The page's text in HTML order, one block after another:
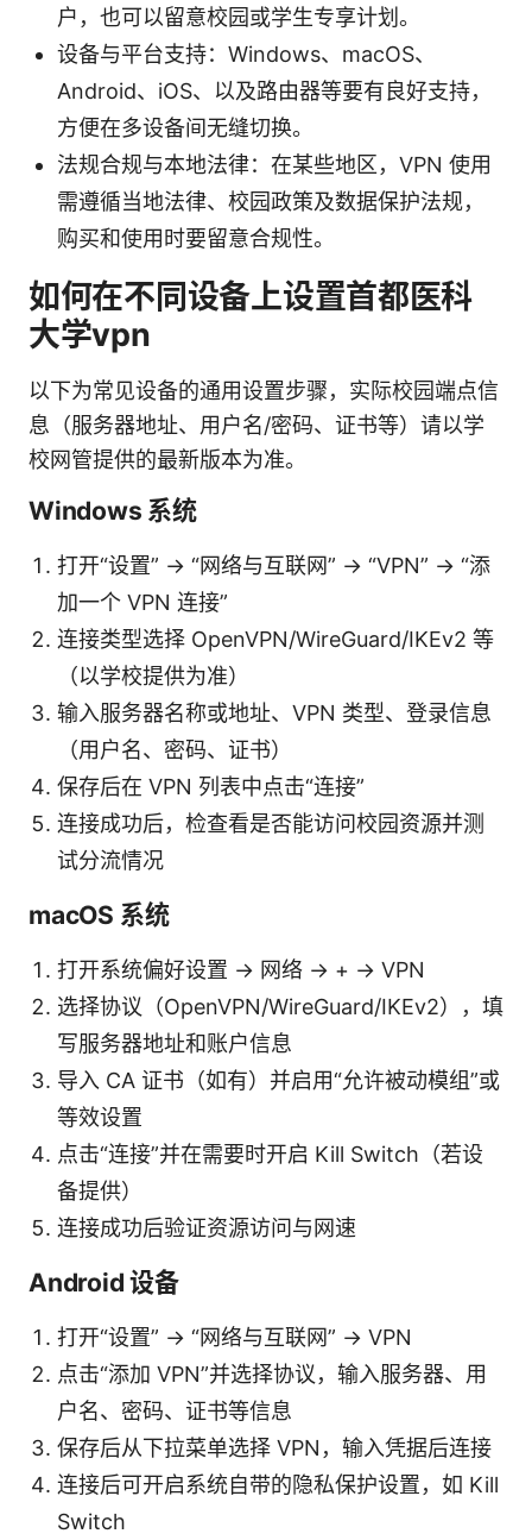
户，也可以留意校园或学生专享计划。
设备与平台支持：Windows、macOS、
Android、iOS、以及路由器等要有良好支持，
方便在多设备间无缝切换。
法规合规与本地法律：在某些地区，VPN 使用
需遵循当地法律、校园政策及数据保护法规，
购买和使用时要留意合规性。
如何在不同设备上设置首都医科
大学vpn
以下为常见设备的通用设置步骤，实际校园端点信
息（服务器地址、用户名/密码、证书等）请以学
校网管提供的最新版本为准。
Windows 系统
打开“设置” -> “网络与互联网” -> “VPN” -> “添
加一个 VPN 连接”
连接类型选择 OpenVPN/WireGuard/IKEv2 等
（以学校提供为准）
输入服务器名称或地址、VPN 类型、登录信息
（用户名、密码、证书）
保存后在 VPN 列表中点击“连接”
连接成功后，检查看是否能访问校园资源并测
试分流情况
macOS 系统
打开系统偏好设置 -> 网络 -> + -> VPN
选择协议（OpenVPN/WireGuard/IKEv2），填
写服务器地址和账户信息
导入 CA 证书（如有）并启用“允许被动模组”或
等效设置
点击“连接”并在需要时开启 Kill Switch（若设
备提供）
连接成功后验证资源访问与网速
Android 设备
打开“设置” -> “网络与互联网” -> VPN
点击“添加 VPN”并选择协议，输入服务器、用
户名、密码、证书等信息
保存后从下拉菜单选择 VPN，输入凭据后连接
连接后可开启系统自带的隐私保护设置，如 Kill
Switch